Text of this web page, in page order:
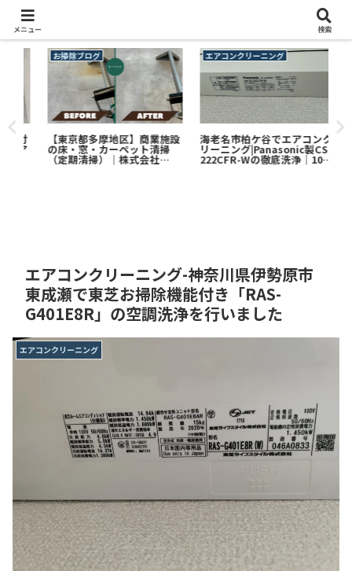
エアコンクリーニング
海老名市柏ケ谷でエアコンク
リーニング|Panasonic製CS-
222CFR-Wの徹底洗浄｜10年
以上使用の内部汚れを徹底除
エアコンクリーニング
【檜原村のエアコンクリーニ
ングはCLEAN PLUS ONE】完
全分解対応・自然環境に対応
した徹底洗浄！
エアコンクリーニング-神奈川県伊勢原市
東成瀬で東芝お掃除機能付き「RAS-
G401E8R」の空調洗浄を行いました
エアコンクリーニング
メニュー 検索